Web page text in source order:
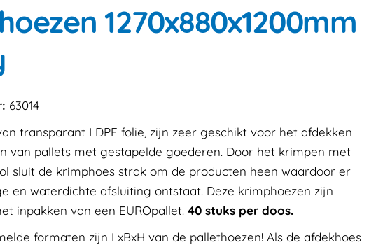
1270x880x1200mm
63014
transparant LDPE folie, zijn zeer geschikt voor het afdekken
van pallets met gestapelde goederen. Door het krimpen met
sluit de krimphoes strak om de producten heen waardoor er
en waterdichte afsluiting ontstaat. Deze krimphoezen zijn
inpakken van een EUROpallet. 40 stuks per doos.
formaten zijn LxBxH van de pallethoezen! Als de afdekhoes